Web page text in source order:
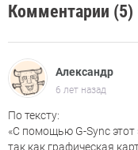
Комментарии (5)
Александр
6 лет назад
По тексту:
«С помощью G-Sync
так как графическая